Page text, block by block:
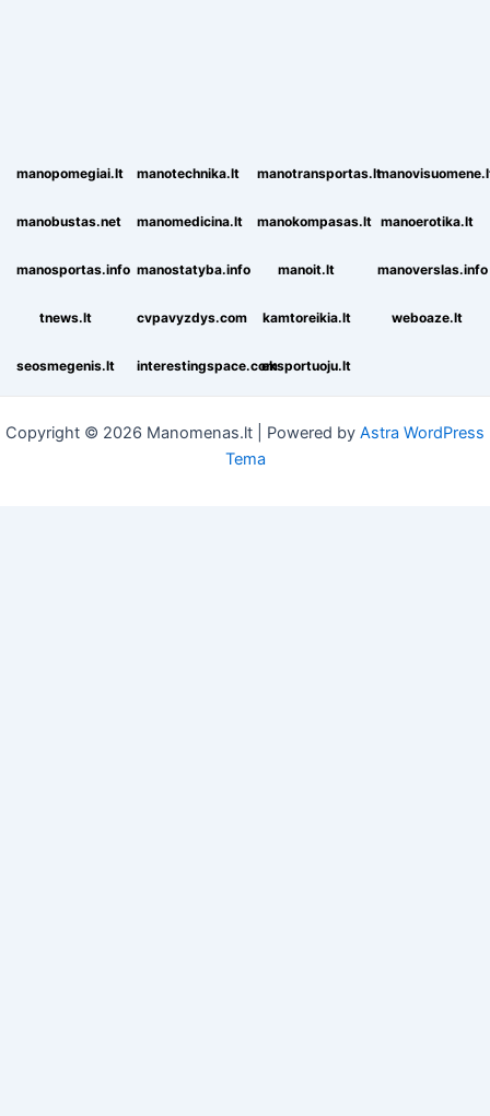
manopomegiai.lt manotechnika.lt manotransportas.lt
manobustas.net manomedicina.lt manokompasas.lt manoerotika.lt
manosportas.info manostatyba.info manoit.lt manoverslas.info
tnews.lt cvpavyzdys.com kamtoreikia.lt weboaze.lt
seosmegenis.lt interestingspace.comeksportuoju.lt
Copyright © 2026 Manomenas.lt | Powered by Astra WordPress
Tema